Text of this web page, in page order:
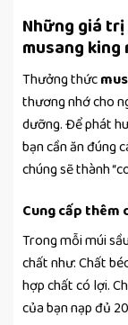
Những giá
musang king
Thưởng thức
thương nhớ cho
dưỡng. Để phát
bạn cần ăn đúng
chúng sẽ thành
Cung cấp thêm
Trong mỗi múi
chất như: Chất
hợp chất có lợi.
của bạn nạp đủ